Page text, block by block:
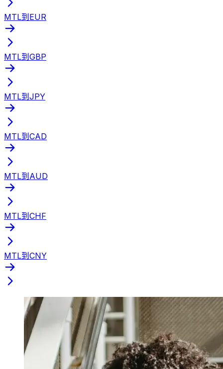
MTL到EUR
MTL到GBP
MTL到JPY
MTL到CAD
MTL到AUD
MTL到CHF
MTL到CNY